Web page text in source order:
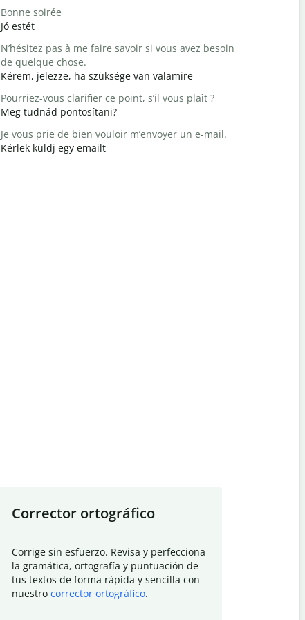
Bonne soirée
Jó estét
N’hésitez pas à me faire savoir si vous avez besoin
de quelque chose.
Kérem, jelezze, ha szüksége van valamire
Pourriez-vous clarifier ce point, s’il vous plaît ?
Meg tudnád pontosítani?
Je vous prie de bien vouloir m’envoyer un e-mail.
Kérlek küldj egy emailt
Corrector ortográfico
Corrige sin esfuerzo. Revisa y perfecciona
la gramática, ortografía y puntuación de
tus textos de forma rápida y sencilla con
nuestro corrector ortográfico.